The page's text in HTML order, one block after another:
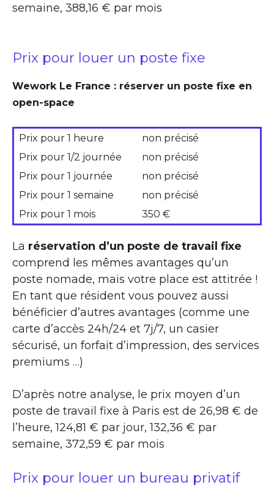
semaine, 388,16 € par mois
Prix pour louer un poste fixe
Wework Le France : réserver un poste fixe en
open-space
Prix pour 1 heure
non précisé
Prix pour 1/2 journée
non précisé
Prix pour 1 journée
non précisé
Prix pour 1 semaine
non précisé
Prix pour 1 mois
350 €
La réservation d’un poste de travail fixe
comprend les mêmes avantages qu’un
poste nomade, mais votre place est attitrée !
En tant que résident vous pouvez aussi
bénéficier d’autres avantages (comme une
carte d’accès 24h/24 et 7j/7, un casier
sécurisé, un forfait d’impression, des services
premiums …)
D’après notre analyse, le prix moyen d’un
poste de travail fixe à Paris est de 26,98 € de
l’heure, 124,81 € par jour, 132,36 € par
semaine, 372,59 € par mois
Prix pour louer un bureau privatif